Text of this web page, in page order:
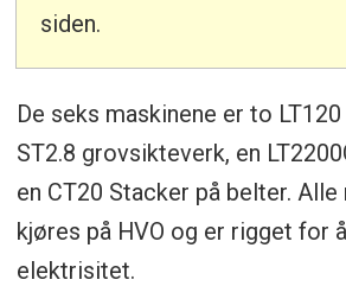
siden.
De seks maskinene er to
ST2.8 grovsikteverk, en
en CT20 Stacker på belter. Alle
kjøres på HVO og er rigget for
elektrisitet.